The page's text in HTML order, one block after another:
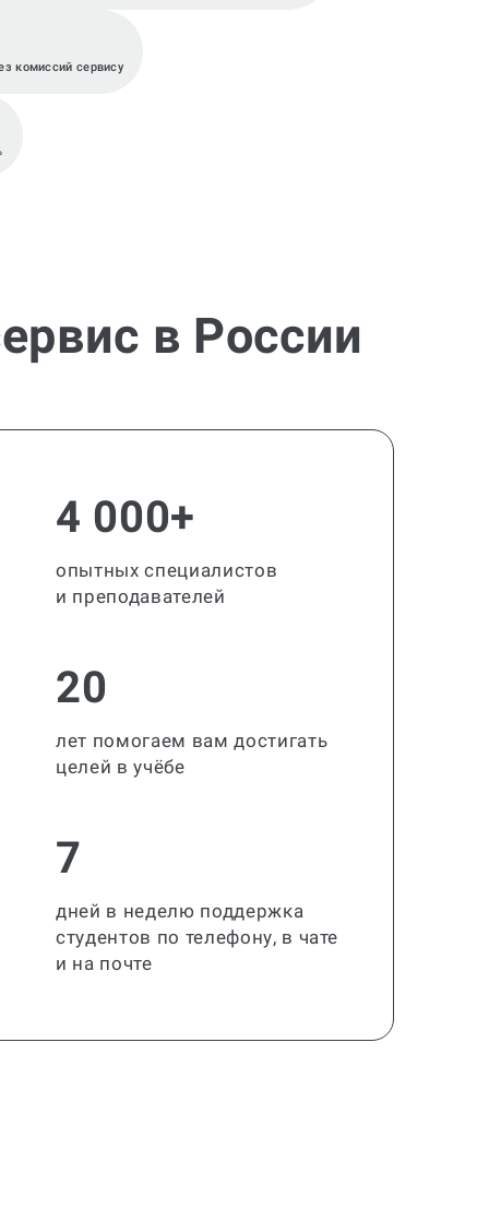
комиссий сервису
в России
4 000+
опытных специалистов
и преподавателей
20
лет помогаем вам достигать
целей в учёбе
7
дней в неделю поддержка
студентов по телефону, в чате
и на почте